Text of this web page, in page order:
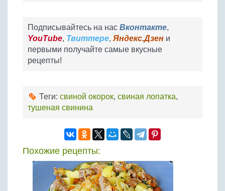
Подписывайтесь на нас Вконтакте,
YouTube, Твиттере, Яндекс.Дзен и
первыми получайте самые вкусные
рецепты!
Теги: свиной окорок, свиная лопатка,
тушеная свинина
Похожие рецепты: